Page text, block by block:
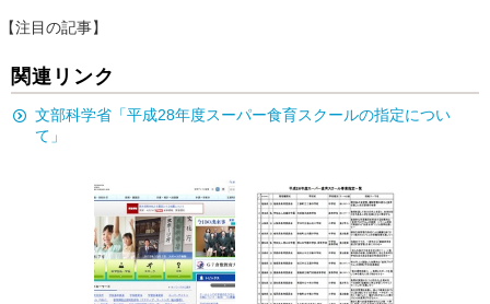
【注目の記事】
関連リンク
文部科学省「平成28年度スーパー食育スクールの指定につい
て」